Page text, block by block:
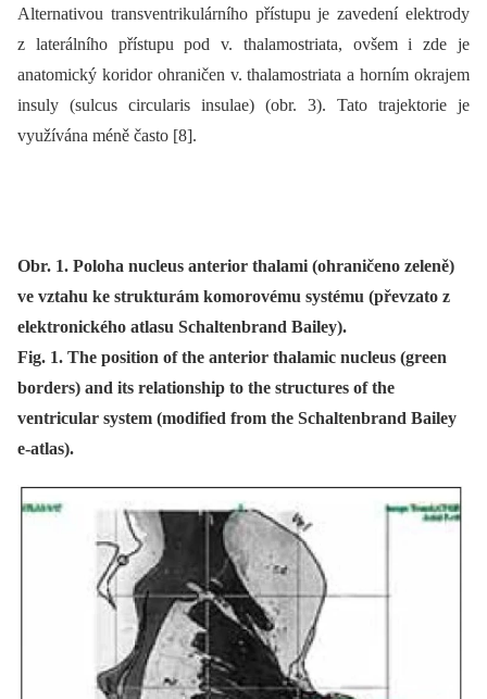
Alternativou transventrikulárního přístupu je zavedení elektrody
z laterálního přístupu pod v. thalamostriata, ovšem i zde je
anatomický koridor ohraničen v. thalamostriata a horním okrajem
insuly (sulcus circularis insulae) (obr. 3). Tato trajektorie je
využívána méně často [8].
Obr. 1. Poloha nucleus anterior thalami (ohraničeno zeleně)
ve vztahu ke strukturám komorovému systému (převzato z
elektronického atlasu Schaltenbrand Bailey).
Fig. 1. The position of the anterior thalamic nucleus (green
borders) and its relationship to the structures of the
ventricular system (modified from the Schaltenbrand Bailey
e-atlas).